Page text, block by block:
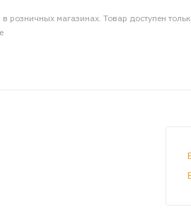
в розничных магазинах. Товар доступен